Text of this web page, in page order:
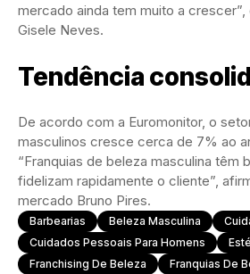
mercado ainda tem muito a crescer”,
Gisele Neves.
Tendência
De acordo com a Euromonitor, o
masculinos cresce cerca de 7% ao
“Franquias de beleza masculina têm
fidelizam rapidamente o cliente”,
mercado Bruno Pires.
Barbearias Beleza Masculina
Cuidados Pessoais Para Homens
Franchising De Beleza
Franquias De